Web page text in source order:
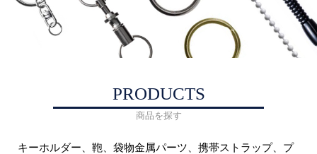
PRODUCTS
商品を探す
キーホルダー、鞄、袋物金属パーツ、携帯ストラップ、プ